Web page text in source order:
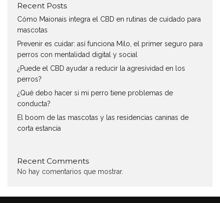
Recent Posts
Cómo Maionais integra el CBD en rutinas de cuidado para
mascotas
Prevenir es cuidar: así funciona Milo, el primer seguro para
perros con mentalidad digital y social
¿Puede el CBD ayudar a reducir la agresividad en los
perros?
¿Qué debo hacer si mi perro tiene problemas de
conducta?
El boom de las mascotas y las residencias caninas de
corta estancia
Recent Comments
No hay comentarios que mostrar.